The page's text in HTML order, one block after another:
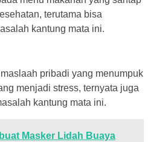
terutama bisa
kantung mata ini.
pribadi yang menumpuk
menjadi stress, ternyata juga
kantung mata ini.
Masker Lidah Buaya